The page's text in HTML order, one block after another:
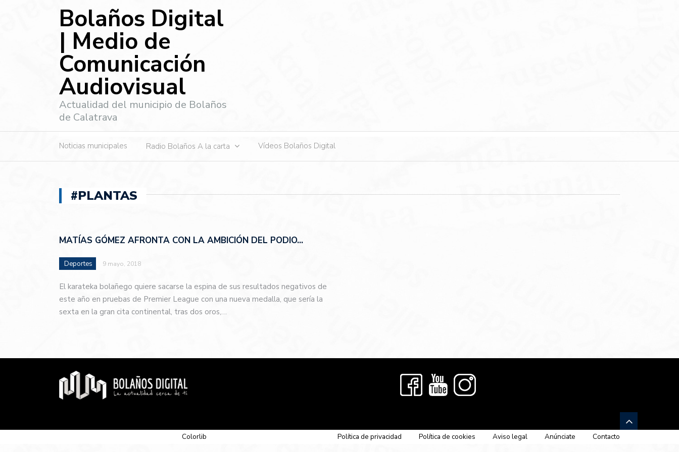
Bolaños Digital
| Medio de
Comunicación
Audiovisual
Actualidad del municipio de Bolaños
de Calatrava
Noticias municipales Radio Bolaños A la carta Vídeos Bolaños Digital
#PLANTAS
MATÍAS GÓMEZ AFRONTA CON LA AMBICIÓN DEL PODIO…
Deportes 9 mayo, 2018
El karateka bolañego quiere sacarse la espina de sus resultados negativos de
este año en pruebas de Premier League con una nueva medalla, que sería la
sexta en la gran cita continental, tras dos oros,…
Colorlib Política de privacidad Política de cookies Aviso legal Anúnciate Contacto